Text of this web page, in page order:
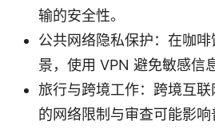
输的安全性。
公共网络隐私保护：在咖
景，使用 VPN 避免敏感信
旅行与跨境工作：跨境互
的网络限制与审查可能影